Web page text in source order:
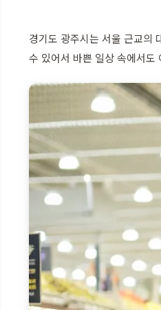
경기도 광주시는 서울 근교의
수 있어서 바쁜 일상 속에서도